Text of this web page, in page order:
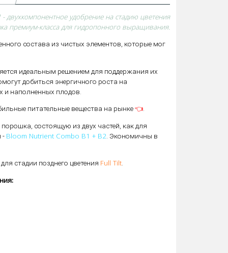
двухкомпонентное удобрение на стадию цветения
премиум-класса для гидропонного выращивания.
состава из чистых элементов, которые мог
идеальным решением для поддержания их
добиться энергичного роста на
и наполненных плодов.
питательные вещества на рынке👈.
состоящую из двух частей, как для
- Bloom Nutrient Combo B1 + B2 . Экономичны в
стадии позднего цветения Full Tilt